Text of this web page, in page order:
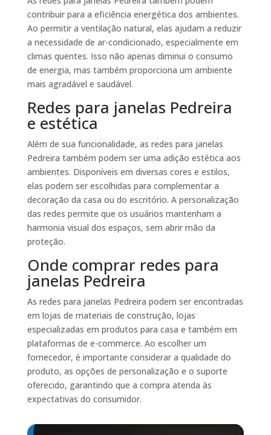
contribuir para a eficiência energética dos ambientes.
Ao permitir a ventilação natural, elas ajudam a reduzir
a necessidade de ar-condicionado, especialmente em
climas quentes. Isso não apenas diminui o consumo
de energia, mas também proporciona um ambiente
mais agradável e saudável.
Redes para janelas Pedreira
e estética
Além de sua funcionalidade, as redes para janelas
Pedreira também podem ser uma adição estética aos
ambientes. Disponíveis em diversas cores e estilos,
elas podem ser escolhidas para complementar a
decoração da casa ou do escritório. A personalização
das redes permite que os usuários mantenham a
harmonia visual dos espaços, sem abrir mão da
proteção.
Onde comprar redes para
janelas Pedreira
As redes para janelas Pedreira podem ser encontradas
em lojas de materiais de construção, lojas
especializadas em produtos para casa e também em
plataformas de e-commerce. Ao escolher um
fornecedor, é importante considerar a qualidade do
produto, as opções de personalização e o suporte
oferecido, garantindo que a compra atenda às
expectativas do consumidor.